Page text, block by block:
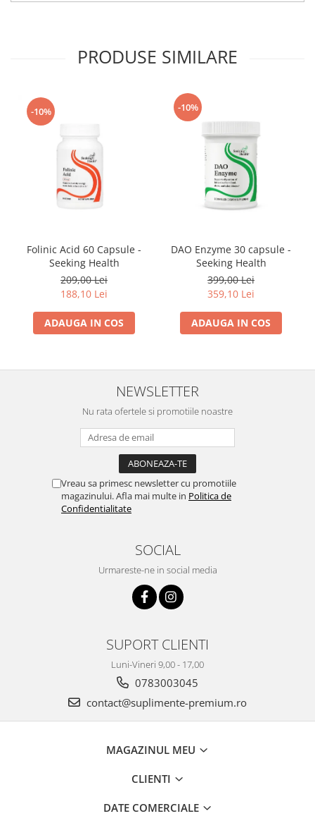
PRODUSE SIMILARE
-10%
Folinic Acid 60 Capsule -
Seeking Health
209,00 Lei
188,10 Lei
ADAUGA IN COS
-10%
DAO Enzyme 30 capsule -
Seeking Health
399,00 Lei
359,10 Lei
ADAUGA IN COS
NEWSLETTER
Nu rata ofertele si promotiile noastre
Vreau sa primesc newsletter cu promotiile
magazinului. Afla mai multe in Politica de
Confidentialitate
SOCIAL
Urmareste-ne in social media
SUPORT CLIENTI
Luni-Vineri 9,00 - 17,00
0783003045
contact@suplimente-premium.ro
MAGAZINUL MEU
CLIENTI
DATE COMERCIALE